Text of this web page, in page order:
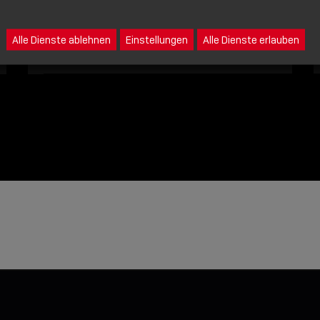
Alle Dienste ablehnen Einstellungen Alle Dienste erlauben